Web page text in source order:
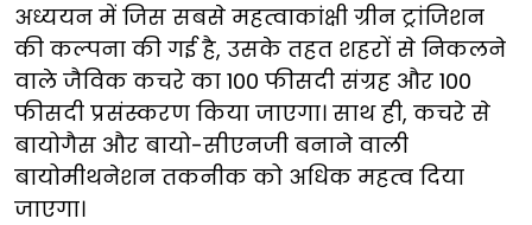
अध्ययन में जिस सबसे महत्वाकांक्षी ग्रीन ट्रांजिशन
की कल्पना की गई है, उसके तहत शहरों से निकलने
वाले जैविक कचरे का 100 फीसदी संग्रह और 100
फीसदी प्रसंस्करण किया जाएगा। साथ ही, कचरे से
बायोगैस और बायो-सीएनजी बनाने वाली
बायोमीथनेशन तकनीक को अधिक महत्व दिया
जाएगा।